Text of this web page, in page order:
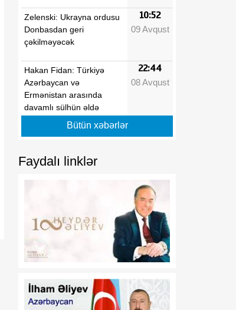
Zelenski: Ukrayna ordusu
Donbasdan geri
çəkilməyəcək
10:52
09 Avqust
Hakan Fidan: Türkiyə
Azərbaycan və
Ermənistan arasında
davamlı sülhün əldə
edilməsi səylərini
22:44
08 Avqust
Bakıdan Limaya uzanan
MDU və Azərbaycan
Texniki Universiteti birgə
kadr hazırlığına başlayır
22:00
08 Avqust
Paytaxtın Yasamal
rayonunda keçirilən
ödənişsiz skrinninq
08 Avqust
Bütün xəbərlər
Faydalı linklər